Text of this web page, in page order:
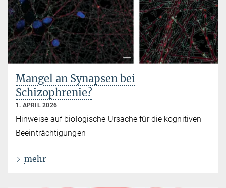
Mangel an Synapsen bei
Schizophrenie?
1. APRIL 2026
Hinweise auf biologische Ursache für die kognitiven
Beeinträchtigungen
mehr